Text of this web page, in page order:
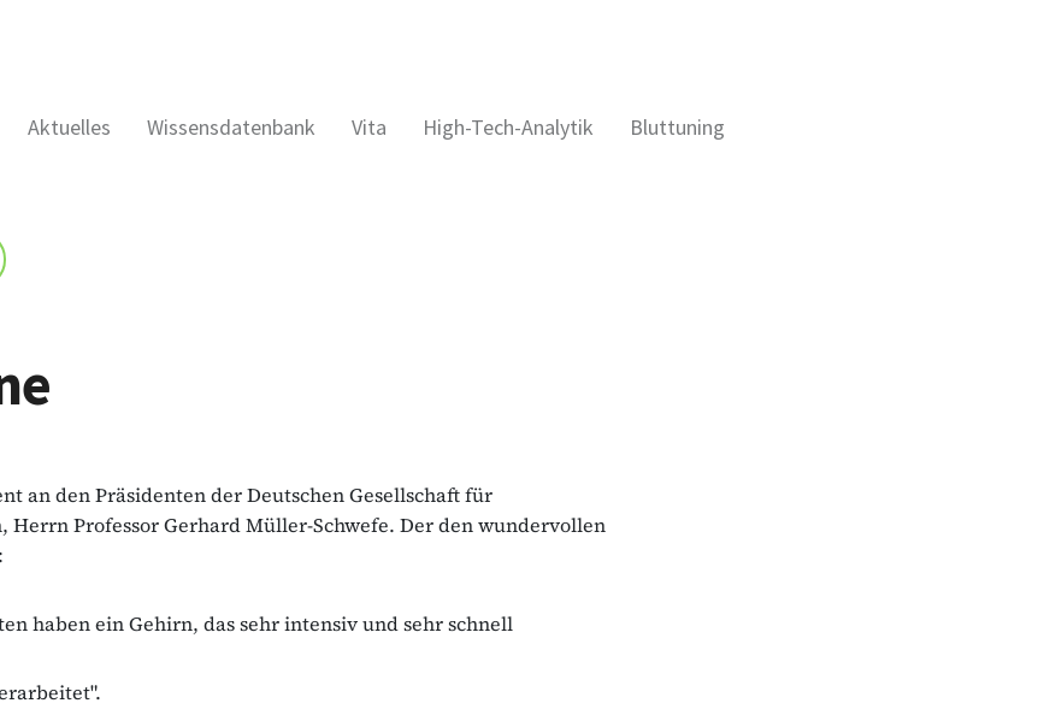
Aktuelles Wissensdatenbank Vita High-Tech-Analytik Bluttuning
an den Präsidenten der Deutschen Gesellschaft für
Herrn Professor Gerhard Müller-Schwefe. Der den wundervollen
haben ein Gehirn, das sehr intensiv und sehr schnell